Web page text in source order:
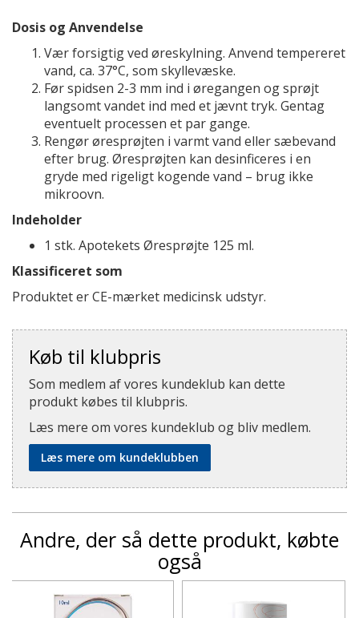
Dosis og Anvendelse
Vær forsigtig ved øreskylning. Anvend tempereret
vand, ca. 37°C, som skyllevæske.
Før spidsen 2-3 mm ind i øregangen og sprøjt
langsomt vandet ind med et jævnt tryk. Gentag
eventuelt processen et par gange.
Rengør øresprøjten i varmt vand eller sæbevand
efter brug. Øresprøjten kan desinficeres i en
gryde med rigeligt kogende vand – brug ikke
mikroovn.
Indeholder
1 stk. Apotekets Øresprøjte 125 ml.
Klassificeret som
Produktet er CE-mærket medicinsk udstyr.
Køb til klubpris
Som medlem af vores kundeklub kan dette
produkt købes til klubpris.
Læs mere om vores kundeklub og bliv medlem.
Læs mere om kundeklubben
Andre, der så dette produkt, købte
også